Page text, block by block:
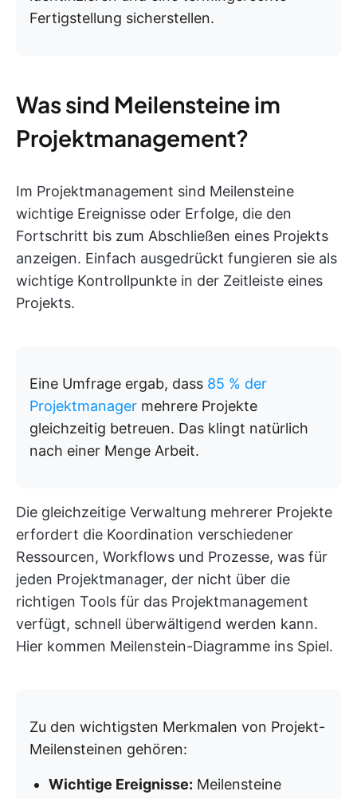
Fertigstellung sicherstellen.
Was sind Meilensteine im
Projektmanagement?
Im Projektmanagement sind Meilensteine
wichtige Ereignisse oder Erfolge, die den
Fortschritt bis zum Abschließen eines Projekts
anzeigen. Einfach ausgedrückt fungieren sie als
wichtige Kontrollpunkte in der Zeitleiste eines
Projekts.
Eine Umfrage ergab, dass 85 % der
Projektmanager mehrere Projekte
gleichzeitig betreuen. Das klingt natürlich
nach einer Menge Arbeit.
Die gleichzeitige Verwaltung mehrerer Projekte
erfordert die Koordination verschiedener
Ressourcen, Workflows und Prozesse, was für
jeden Projektmanager, der nicht über die
richtigen Tools für das Projektmanagement
verfügt, schnell überwältigend werden kann.
Hier kommen Meilenstein-Diagramme ins Spiel.
Zu den wichtigsten Merkmalen von Projekt-
Meilensteinen gehören:
Wichtige Ereignisse: Meilensteine